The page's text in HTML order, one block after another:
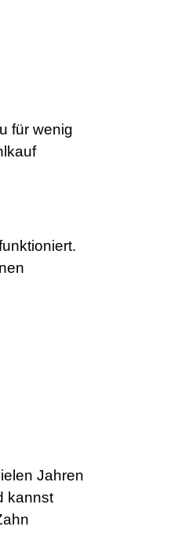
für wenig
Jahren
kannst